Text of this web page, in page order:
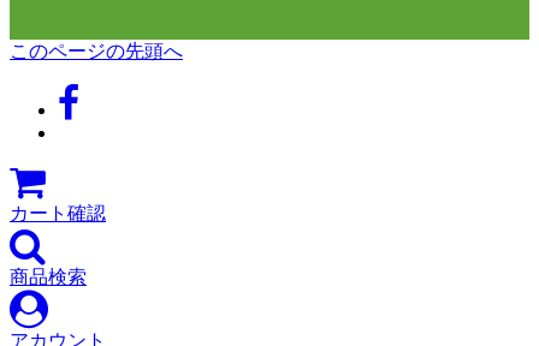
このページの先頭へ
カート確認
商品検索
アカウント